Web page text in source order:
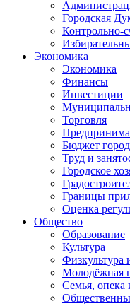
Городская
Контрольно-
Экономика
Экономика
Финансы
Инвестиции
Торговля
Бюджет
Труд и
Городское
Границы
Оценка
Общество
Образование
Культура
Физкультура
Молодёжная
Семья, опека